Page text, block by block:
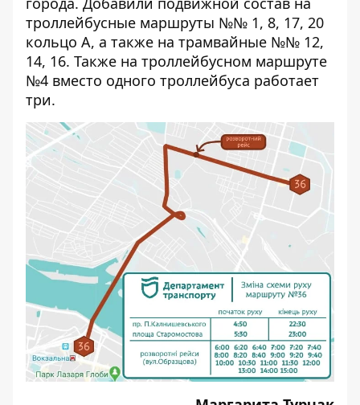
троллейбусные маршруты №№ 1, 8, 17, 20
кольцо А, а также на трамвайные №№ 12,
14, 16. Также на троллейбусном маршруте
№4 вместо одного троллейбуса работает
три.